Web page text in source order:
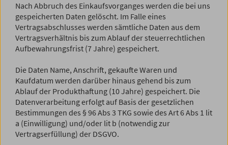
Nach Abbruch des Einkaufsvorganges werden die bei uns
gespeicherten Daten gelöscht. Im Falle eines
Vertragsabschlusses werden sämtliche Daten aus dem
Vertragsverhältnis bis zum Ablauf der steuerrechtlichen
Aufbewahrungsfrist (7 Jahre) gespeichert.
Die Daten Name, Anschrift, gekaufte Waren und
Kaufdatum werden darüber hinaus gehend bis zum
Ablauf der Produkthaftung (10 Jahre) gespeichert. Die
Datenverarbeitung erfolgt auf Basis der gesetzlichen
Bestimmungen des § 96 Abs 3 TKG sowie des Art 6 Abs 1 lit
a (Einwilligung) und/oder lit b (notwendig zur
Vertragserfüllung) der DSGVO.